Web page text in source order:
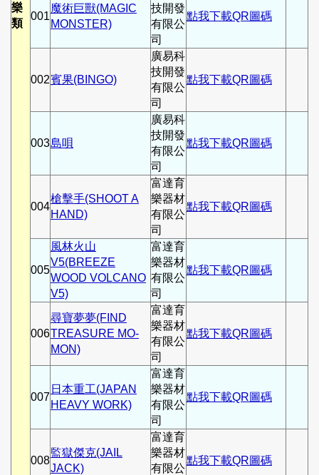
樂
類
001
魔術巨獸(MAGIC
MONSTER)
技開發
有限公
司
點我下載QR圖碼
002賓果(BINGO)
廣易科
技開發
有限公
司
點我下載QR圖碼
003島唄
廣易科
技開發
有限公
司
點我下載QR圖碼
004
槍擊手(SHOOT A
HAND)
富達育
樂器材
有限公
司
點我下載QR圖碼
005
風林火山
V5(BREEZE
WOOD VOLCANO
V5)
富達育
樂器材
有限公
司
點我下載QR圖碼
006
尋寶夢夢(FIND
TREASURE MO-
MON)
富達育
樂器材
有限公
司
點我下載QR圖碼
007
日本重工(JAPAN
HEAVY WORK)
富達育
樂器材
有限公
司
點我下載QR圖碼
008
監獄傑克(JAIL
JACK)
富達育
樂器材
有限公
點我下載QR圖碼